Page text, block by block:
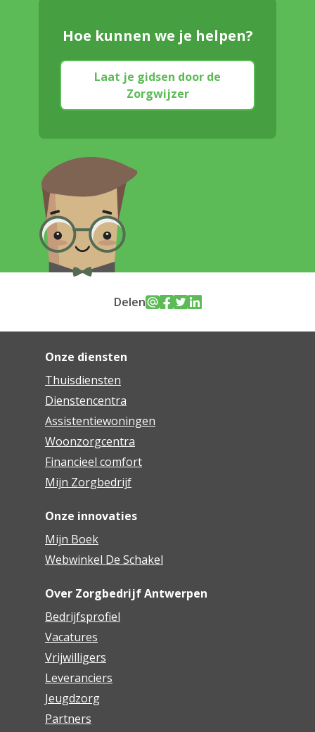
Hoe kunnen we je helpen?
Laat je gidsen door de
Zorgwijzer
Delen
Onze diensten
Thuisdiensten
Dienstencentra
Assistentiewoningen
Woonzorgcentra
Financieel comfort
Mijn Zorgbedrijf
Onze innovaties
Mijn Boek
Webwinkel De Schakel
Over Zorgbedrijf Antwerpen
Bedrijfsprofiel
Vacatures
Vrijwilligers
Leveranciers
Jeugdzorg
Partners